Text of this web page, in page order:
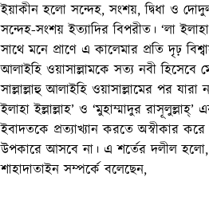
ইয়াকীন হলো সন্দেহ, সংশয়, দ্বিধা ও
সন্দেহ-সংশয় ইত্যাদির বিপরীত। ‘লা
সাথে মনে প্রাণে এ কালেমার প্রতি দৃঢ়
আলাইহি ওয়াসাল্লামকে সত্য নবী হিসেবে
সাল্লাল্লাহু আলাইহি ওয়াসাল্লামের পর
ইলাহা ইল্লাল্লাহ’ ও ‘মুহাম্মাদুর
ইবাদতকে প্রত্যাখ্যান করতে অস্বীকার
উপকারে আসবে না। এ শর্তের দলীল হলো,
শাহাদাতাইন সম্পর্কে বলেছেন,